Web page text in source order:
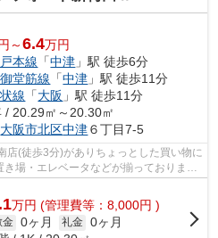
～6.4万円
本線 「中津 」駅 徒歩6分
堂筋線 「中津 」駅 徒歩11分
線 「大阪 」駅 徒歩11分
/ 20.29㎡～20.30㎡
大阪市北区中津６丁目7-5
店(徒歩3分)がありちょっとした買い物に
場・エレベータなどが揃っておりま
万円 (管理費等：8,000円 )
金 0ヶ月 礼金 0ヶ月